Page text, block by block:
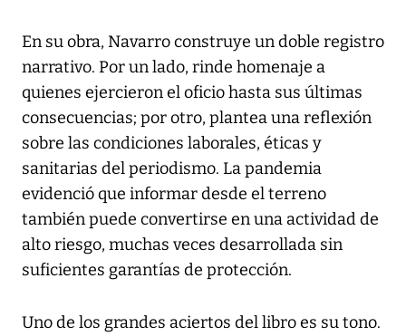
En su obra, Navarro construye un doble registro
narrativo. Por un lado, rinde homenaje a
quienes ejercieron el oficio hasta sus últimas
consecuencias; por otro, plantea una reflexión
sobre las condiciones laborales, éticas y
sanitarias del periodismo. La pandemia
evidenció que informar desde el terreno
también puede convertirse en una actividad de
alto riesgo, muchas veces desarrollada sin
suficientes garantías de protección.
Uno de los grandes aciertos del libro es su tono.